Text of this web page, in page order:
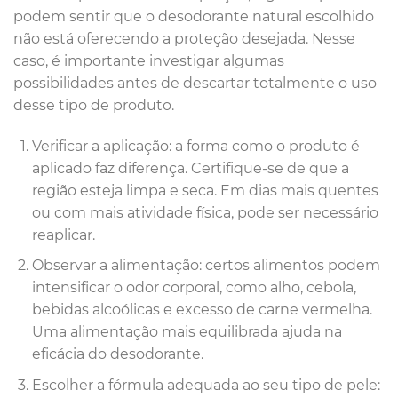
podem sentir que o desodorante natural escolhido
não está oferecendo a proteção desejada. Nesse
caso, é importante investigar algumas
possibilidades antes de descartar totalmente o uso
desse tipo de produto.
Verificar a aplicação: a forma como o produto é
aplicado faz diferença. Certifique-se de que a
região esteja limpa e seca. Em dias mais quentes
ou com mais atividade física, pode ser necessário
reaplicar.
Observar a alimentação: certos alimentos podem
intensificar o odor corporal, como alho, cebola,
bebidas alcoólicas e excesso de carne vermelha.
Uma alimentação mais equilibrada ajuda na
eficácia do desodorante.
Escolher a fórmula adequada ao seu tipo de pele: